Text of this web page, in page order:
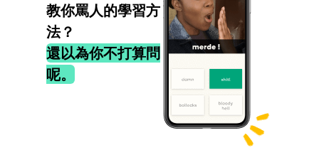
教你罵人的學習方
法？
還以為你不打算問
呢。